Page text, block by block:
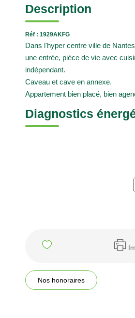
Description
Réf : 1929AKFG
Dans l'hyper centre ville de
une entrée, pièce de vie avec
indépendant.
Caveau et cave en annexe.
Appartement bien placé, bien
Diagnostics
Nos honoraires